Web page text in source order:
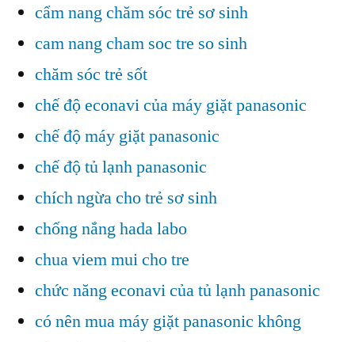
cẩm nang chăm sóc trẻ sơ sinh
cam nang cham soc tre so sinh
chăm sóc trẻ sốt
chế độ econavi của máy giặt panasonic
chế độ máy giặt panasonic
chế độ tủ lạnh panasonic
chích ngừa cho trẻ sơ sinh
chống nắng hada labo
chua viem mui cho tre
chức năng econavi của tủ lạnh panasonic
có nên mua máy giặt panasonic không